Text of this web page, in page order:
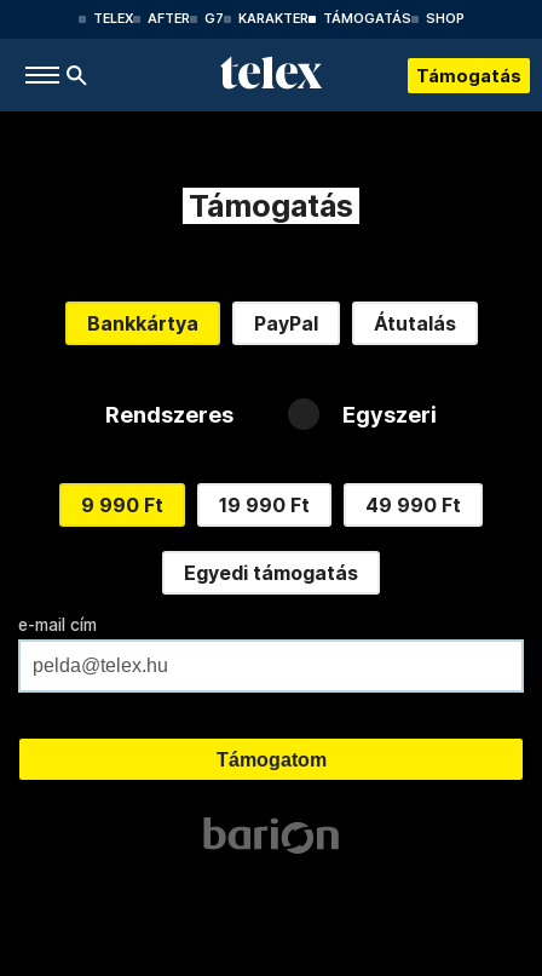
TELEX AFTER G7 KARAKTER TÁMOGATÁS SHOP
Támogatás
Támogatás
Bankkártya PayPal Átutalás
Rendszeres Egyszeri
9 990 Ft 19 990 Ft 49 990 Ft
Egyedi támogatás
e-mail cím